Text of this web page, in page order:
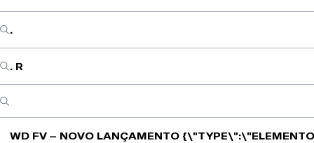
.
. R
WD FV – NOVO LANÇAMENTO